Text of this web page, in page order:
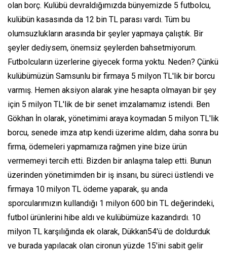
olan borç. Kulübü devraldığımızda bünyemizde 5 futbolcu,
kulübün kasasında da 12 bin TL parası vardı. Tüm bu
olumsuzlukların arasında bir şeyler yapmaya çalıştık. Bir
şeyler dediysem, önemsiz şeylerden bahsetmiyorum.
Futbolcuların üzerlerine giyecek forma yoktu. Neden? Çünkü
kulübümüzün Samsunlu bir firmaya 5 milyon TL'lik bir borcu
varmış. Hemen aksiyon alarak yine hesapta olmayan bir şey
için 5 milyon TL'lik de bir senet imzalamamız istendi. Ben
Gökhan İn olarak, yönetimimi araya koymadan 5 milyon TL'lik
borcu, senede imza atıp kendi üzerime aldım, daha sonra bu
firma, ödemeleri yapmamıza rağmen yine bize ürün
vermemeyi tercih etti. Bizden bir anlaşma talep etti. Bunun
üzerinden yönetimimden bir iş insanı, bu süreci üstlendi ve
firmaya 10 milyon TL ödeme yaparak, şu anda
sporcularımızın kullandığı 1 milyon 600 bin TL değerindeki,
futbol ürünlerini hibe aldı ve kulübümüze kazandırdı. 10
milyon TL karşılığında ek olarak, Dükkan54'ü de doldurduk
ve burada yapılacak olan cironun yüzde 15'ini sabit gelir